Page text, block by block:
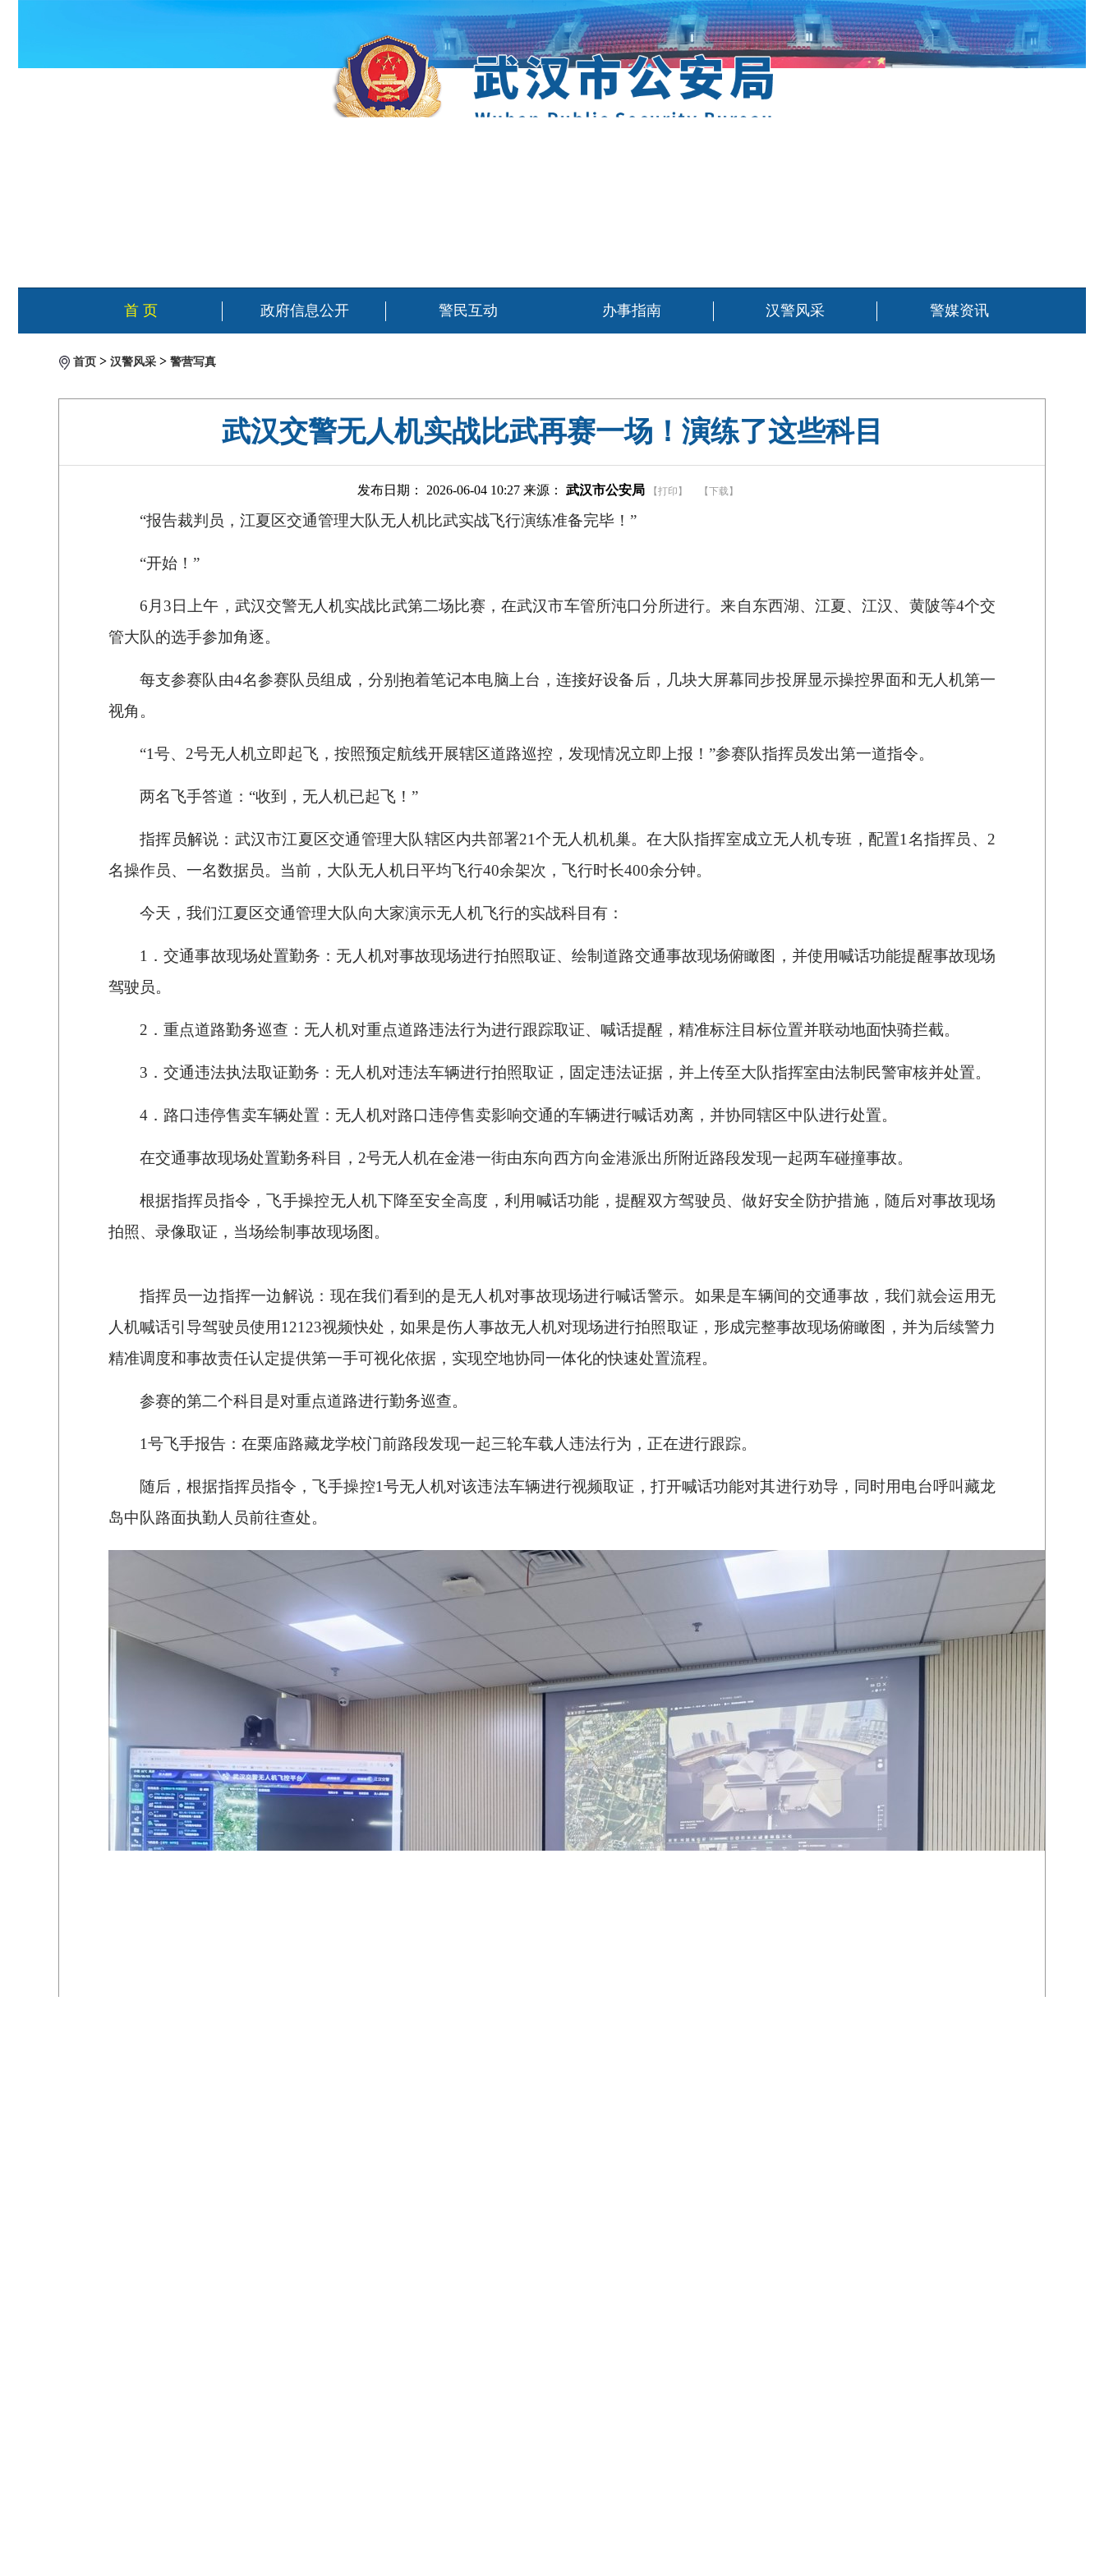
首 页 政府信息公开 警民互动 办事指南 汉警风采 警媒资讯
首页 > 汉警风采 > 警营写真
武汉交警无人机实战比武再赛一场！演练了这些科目
发布日期： 2026-06-04 10:27 来源： 武汉市公安局 【打印】 【下载】
“报告裁判员，江夏区交通管理大队无人机比武实战飞行演练准备完毕！”
“开始！”
6月3日上午，武汉交警无人机实战比武第二场比赛，在武汉市车管所沌口分所进行。来自东西湖、江夏、江汉、黄陂等4个交
管大队的选手参加角逐。
每支参赛队由4名参赛队员组成，分别抱着笔记本电脑上台，连接好设备后，几块大屏幕同步投屏显示操控界面和无人机第一
视角。
“1号、2号无人机立即起飞，按照预定航线开展辖区道路巡控，发现情况立即上报！”参赛队指挥员发出第一道指令。
两名飞手答道：“收到，无人机已起飞！”
指挥员解说：武汉市江夏区交通管理大队辖区内共部署21个无人机机巢。在大队指挥室成立无人机专班，配置1名指挥员、2
名操作员、一名数据员。当前，大队无人机日平均飞行40余架次，飞行时长400余分钟。
今天，我们江夏区交通管理大队向大家演示无人机飞行的实战科目有：
1．交通事故现场处置勤务：无人机对事故现场进行拍照取证、绘制道路交通事故现场俯瞰图，并使用喊话功能提醒事故现场
驾驶员。
2．重点道路勤务巡查：无人机对重点道路违法行为进行跟踪取证、喊话提醒，精准标注目标位置并联动地面快骑拦截。
3．交通违法执法取证勤务：无人机对违法车辆进行拍照取证，固定违法证据，并上传至大队指挥室由法制民警审核并处置。
4．路口违停售卖车辆处置：无人机对路口违停售卖影响交通的车辆进行喊话劝离，并协同辖区中队进行处置。
在交通事故现场处置勤务科目，2号无人机在金港一街由东向西方向金港派出所附近路段发现一起两车碰撞事故。
根据指挥员指令，飞手操控无人机下降至安全高度，利用喊话功能，提醒双方驾驶员、做好安全防护措施，随后对事故现场
拍照、录像取证，当场绘制事故现场图。
指挥员一边指挥一边解说：现在我们看到的是无人机对事故现场进行喊话警示。如果是车辆间的交通事故，我们就会运用无
人机喊话引导驾驶员使用12123视频快处，如果是伤人事故无人机对现场进行拍照取证，形成完整事故现场俯瞰图，并为后续警力
精准调度和事故责任认定提供第一手可视化依据，实现空地协同一体化的快速处置流程。
参赛的第二个科目是对重点道路进行勤务巡查。
1号飞手报告：在栗庙路藏龙学校门前路段发现一起三轮车载人违法行为，正在进行跟踪。
随后，根据指挥员指令，飞手操控1号无人机对该违法车辆进行视频取证，打开喊话功能对其进行劝导，同时用电台呼叫藏龙
岛中队路面执勤人员前往查处。